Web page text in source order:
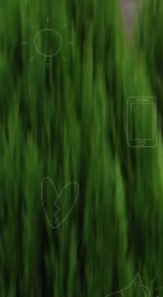
(GEEN)
HET
DE
EEN